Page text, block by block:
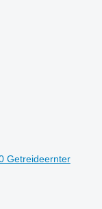
Getreideernter